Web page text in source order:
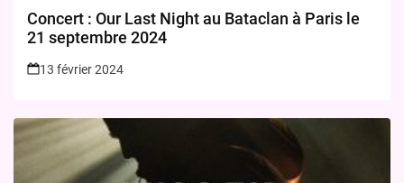
Concert : Our Last Night au Bataclan à Paris le
21 septembre 2024
13 février 2024